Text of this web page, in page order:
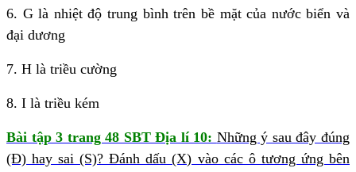
6. G là nhiệt độ trung bình trên bề mặt của nước biển và
đại dương
7. H là triều cường
8. I là triều kém
Bài tập 3 trang 48 SBT Địa lí 10: Những ý sau đây đúng
(Đ) hay sai (S)? Đánh dấu (X) vào các ô tương ứng bên